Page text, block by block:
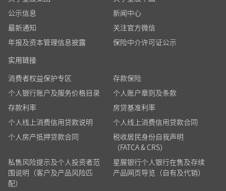
公示信息
新闻中心
最新通知
关注官方微信
年报及资本管理信息披露
保险中介许可证公示
实用链接
消费者权益保护专区
存款保险
个人银行账户及服务价格目录
个人账户章则及条款
存款利率
房贷基准利率
个人线上消费信用贷款说明
个人线上消费信用贷款合同
个人房产抵押贷款合同
税收居民身份自我声明
（FATCA & CRS）
私售风险提示及个人投资者范
围说明（客户及产品风险匹
配）
星展银行个人银行在售及存续
产品网页导览（自有及代销）